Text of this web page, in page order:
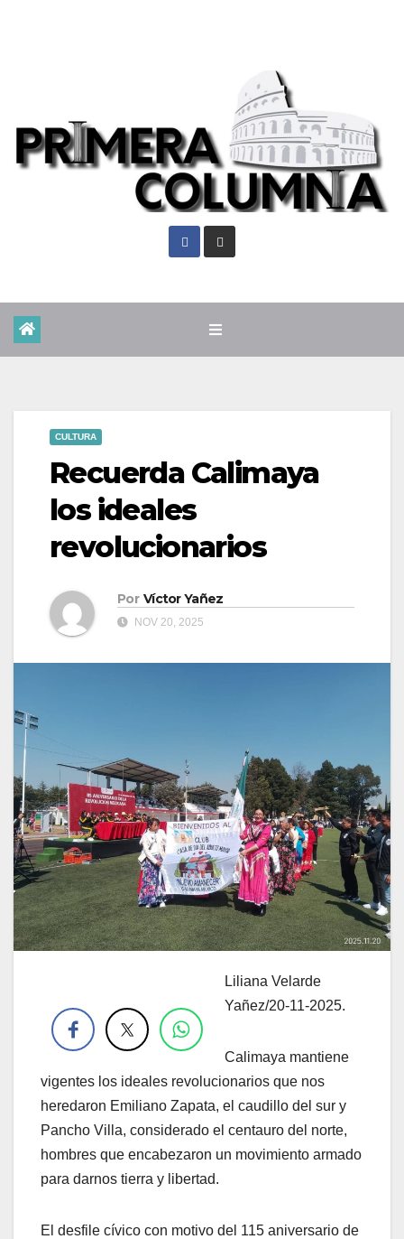
CULTURA
Recuerda Calimaya
los ideales
revolucionarios
Por Víctor Yañez
NOV 20, 2025
Liliana Velarde
Yañez/20-11-2025.
Calimaya mantiene
vigentes los ideales revolucionarios que nos
heredaron Emiliano Zapata, el caudillo del sur y
Pancho Villa, considerado el centauro del norte,
hombres que encabezaron un movimiento armado
para darnos tierra y libertad.
El desfile cívico con motivo del 115 aniversario de